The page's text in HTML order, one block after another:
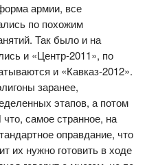
армии, все
по похожим
Так было и на
и «Центр-2011», по
и «Кавказ-2012».
заранее,
этапов, а потом
самое странное, на
оправдание, что
их нужно готовить в ходе